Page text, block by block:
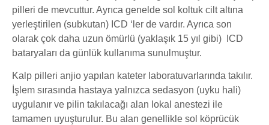
pilleri de mevcuttur. Ayrıca genelde sol koltuk cilt altına
yerleştirilen (subkutan) ICD ‘ler de vardır. Ayrıca son
olarak çok daha uzun ömürlü (yaklaşık 15 yıl gibi) ICD
bataryaları da günlük kullanıma sunulmuştur.
Kalp pilleri anjio yapılan kateter laboratuvarlarında takılır.
İşlem sırasında hastaya yalnızca sedasyon (uyku hali)
uygulanır ve pilin takılacağı alan lokal anestezi ile
tamamen uyuşturulur. Bu alan genellikle sol köprücük